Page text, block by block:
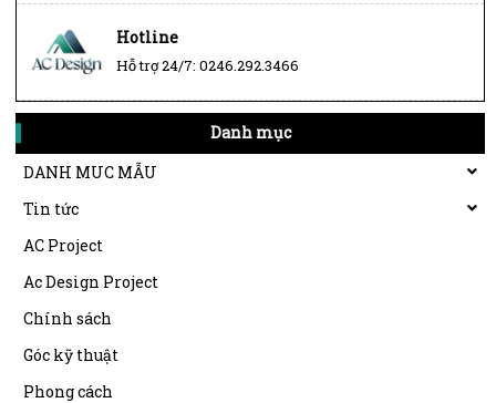
Hotline
Hỗ trợ 24/7: 0246.292.3466
Danh mục
DANH MUC MẪU
Tin tức
AC Project
Ac Design Project
Chính sách
Góc kỹ thuật
Phong cách